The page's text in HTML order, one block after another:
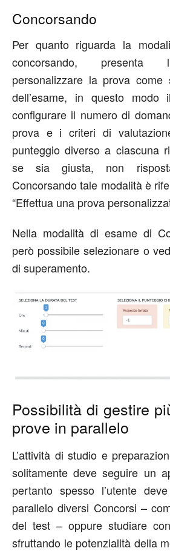
Concorsando
Per quanto riguarda la
concorsando, presenta
personalizzare la prova
dell’esame, in questo modo
configurare il numero di
prova e i criteri di
punteggio diverso a ciascuna
se sia giusta, non
Concorsando tale modalità è
“Effettua una prova
Nella modalità di esame di
però possibile selezionare o
di superamento.
Possibilità di gestire
prove in parallelo
L’attività di studio e
solitamente deve seguire un
pertanto spesso l’utente
parallelo diversi Concorsi –
del test – oppure studiare
sfruttando le potenzialità della